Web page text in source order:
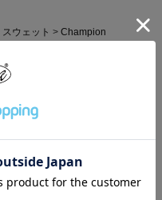
スウェット
Champion
スウィーブ スウェットパンツ
る商品